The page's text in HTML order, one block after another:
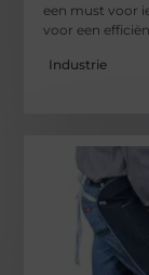
een must voor
voor een
Industrie